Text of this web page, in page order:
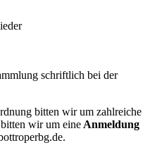
schriftlich bei der
bitten wir um zahlreiche
wir um eine Anmeldung